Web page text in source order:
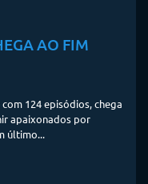
AO FIM
124 episódios, chega
apaixonados por
último...